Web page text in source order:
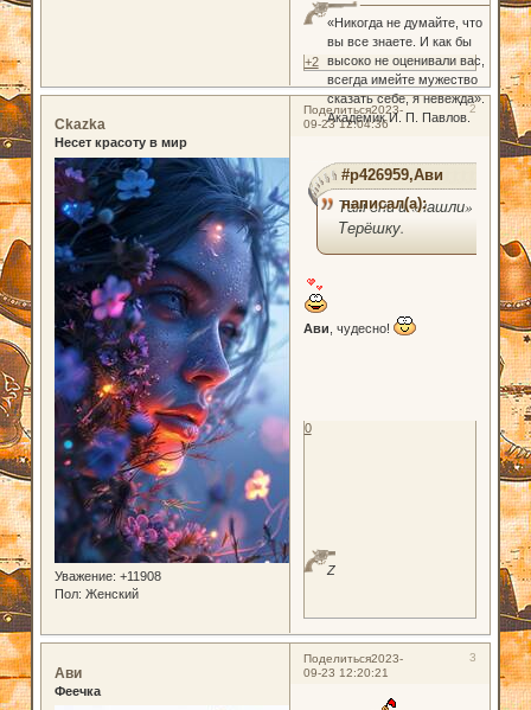
«Никогда не думайте, что
вы все знаете. И как бы
высоко не оценивали вас,
всегда имейте мужество
сказать себе, я невежда».
Академик И. П. Павлов.
+2
Поделиться 2
2023-
09-23 12:04:36
Ckazka
Несет красоту в мир
Уважение: +11908
Пол: Женский
#p426959,Ави
написал(а):
Там они и «нашли»
Терёшку.
Ави , чудесно!
Z
0
Поделиться 3
2023-
09-23 12:20:21
Ави
Феечка